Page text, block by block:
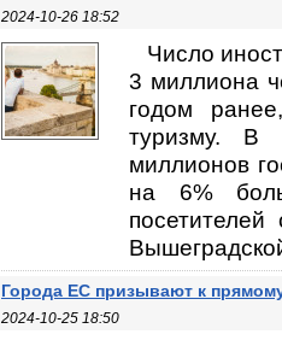
2024-10-26 18:52
Число
3 миллиона
годом
туризму. В
миллионов
на 6%
Города ЕС призывают к
2024-10-25 18:50